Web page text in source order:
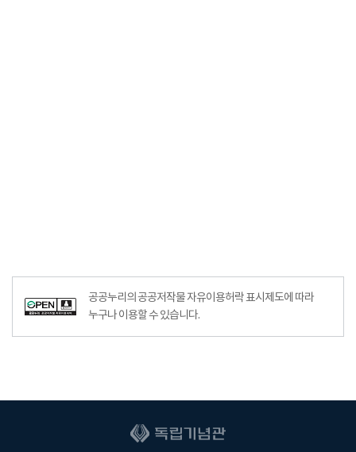
공공누리의 공공저작물 자유이용허락 표시제도에 따라
누구나 이용할 수 있습니다.